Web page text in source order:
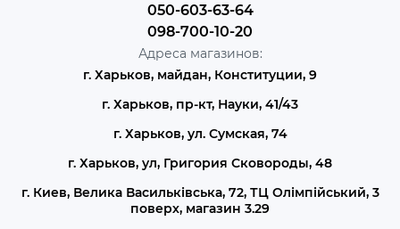
050-603-63-64
098-700-10-20
Адреса магазинов:
г. Харьков, майдан, Конституции, 9
г. Харьков, пр-кт, Науки, 41/43
г. Харьков, ул. Сумская, 74
г. Харьков, ул, Григория Сковороды, 48
г. Киев, Велика Васильківська, 72, ТЦ Олімпійський, 3
поверх, магазин 3.29